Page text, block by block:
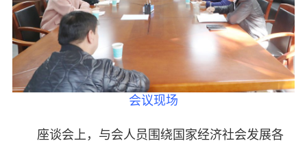
书香机关
电子杂志
图片欣赏
会议现场
座谈会上，与会人员围绕国家经济社会发展各